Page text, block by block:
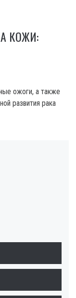
КОЖИ:
ожоги, а также
развития рака